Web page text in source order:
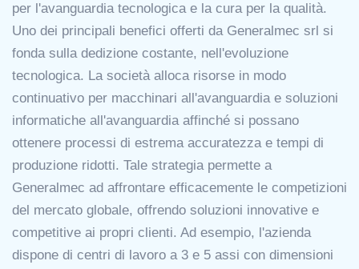
per l'avanguardia tecnologica e la cura per la qualità.
Uno dei principali benefici offerti da Generalmec srl si
fonda sulla dedizione costante, nell'evoluzione
tecnologica. La società alloca risorse in modo
continuativo per macchinari all'avanguardia e soluzioni
informatiche all'avanguardia affinché si possano
ottenere processi di estrema accuratezza e tempi di
produzione ridotti. Tale strategia permette a
Generalmec ad affrontare efficacemente le competizioni
del mercato globale, offrendo soluzioni innovative e
competitive ai propri clienti. Ad esempio, l'azienda
dispone di centri di lavoro a 3 e 5 assi con dimensioni